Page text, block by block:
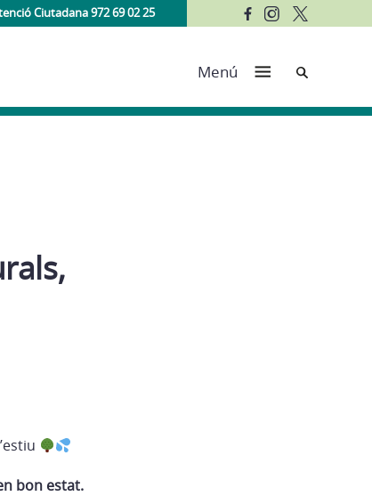
Ciutadana 972 69 02 25
Menú Cerca
bon estat.